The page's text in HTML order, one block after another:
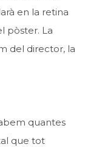
en la retina
pòster. La
del director, la
quantes
que tot